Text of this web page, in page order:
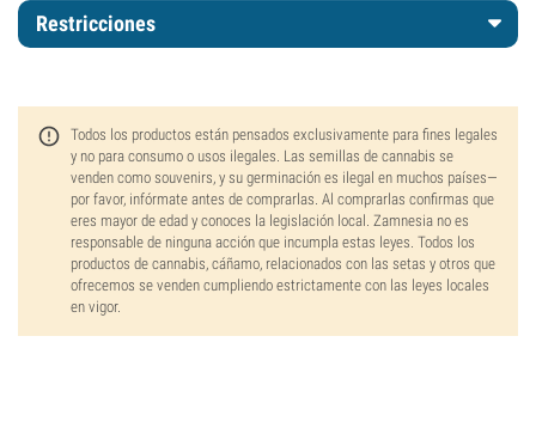
Restricciones
Todos los productos están pensados exclusivamente para fines legales
y no para consumo o usos ilegales. Las semillas de cannabis se
venden como souvenirs, y su germinación es ilegal en muchos países—
por favor, infórmate antes de comprarlas. Al comprarlas confirmas que
eres mayor de edad y conoces la legislación local. Zamnesia no es
responsable de ninguna acción que incumpla estas leyes. Todos los
productos de cannabis, cáñamo, relacionados con las setas y otros que
ofrecemos se venden cumpliendo estrictamente con las leyes locales
en vigor.